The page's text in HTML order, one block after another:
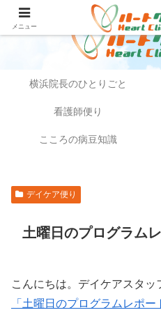
横浜院長のひとりごと
看護師便り
こころの病豆知識
デイケア便り
土曜日のプログラム
こんにちは。デイケアスタッ
「土曜日のプログラムレポー
メニュー